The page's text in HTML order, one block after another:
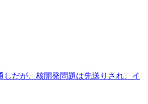
だが、核開発問題は先送りされ、イ